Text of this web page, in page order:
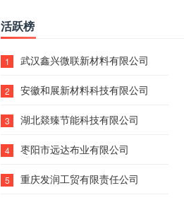
活跃榜
1 武汉鑫兴微联新材料有限公司
2 安徽和展新材料科技有限公司
3 湖北燚臻节能科技有限公司
4 枣阳市远达布业有限公司
5 重庆发润工贸有限责任公司